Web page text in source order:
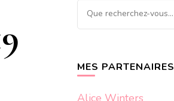
Vous
recherchiez
MES PARTENAIRES